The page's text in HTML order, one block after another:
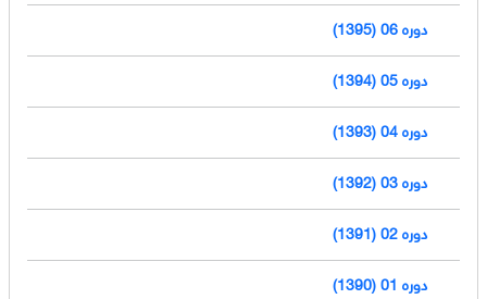
دوره 06 (1395)
دوره 05 (1394)
دوره 04 (1393)
دوره 03 (1392)
دوره 02 (1391)
دوره 01 (1390)